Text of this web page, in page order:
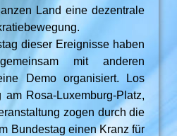
Land eine dezentrale
dieser Ereignisse haben
mit anderen
Demo organisiert. Los
Rosa-Luxemburg-Platz,
zogen durch die
Bundestag einen Kranz für